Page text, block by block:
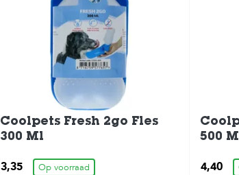
Coolpets Fresh 2go Fles
300 Ml
3,35
Op voorraad
500
4,40